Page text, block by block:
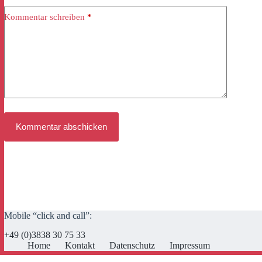
Kommentar schreiben *
Kommentar abschicken
Mobile “click and call”:
+49 (0)3838 30 75 33
Home
Kontakt Datenschutz
Impressum
Cookie Consent mit Real Cookie Banner